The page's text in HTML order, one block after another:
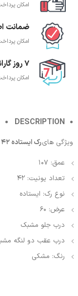
امکان
ضمانت
امکان
7 روز گارانتی بازگشت وجه
امکان
DESCRIPTION
ویژگی هایرک ایستاده 42 یونیت عمق 107 دهنه 60:
عمق: 107
تعداد یونیت: 42
نوع رک: ایستاده
عرض: 60
درب جلو مشبک
درب عقب دو لنگه
رنگ: مشکی